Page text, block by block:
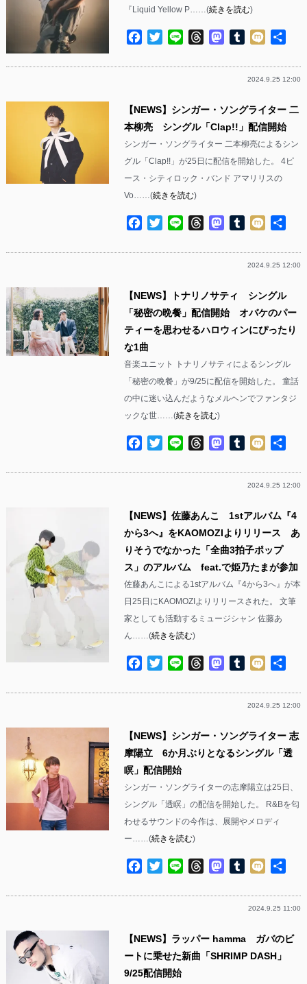
『Liquid Yellow P……(続きを読む)
Facebook
TwitterLine ThreadsMastodon
Tumblr
Mixi
2024.9.25 12:00
【NEWS】シンガー・ソングライター 二
本柳亮 シングル「Clap!!」配信開始
シンガー・ソングライター 二本柳亮によるシン
グル「Clap!!」が25日に配信を開始した。 4ピ
ース・シティロック・バンド アマリリスの
Vo……(続きを読む)
Facebook
TwitterLine ThreadsMastodon
Tumblr
Mixi
2024.9.25 12:00
【NEWS】トナリノサティ シングル
「秘密の晩餐」配信開始 オバケのパー
ティーを思わせるハロウィンにぴったり
な1曲
音楽ユニット トナリノサティによるシングル
「秘密の晩餐」が9/25に配信を開始した。 童話
の中に迷い込んだようなメルヘンでファンタジ
ックな世……(続きを読む)
Facebook
TwitterLine ThreadsMastodon
Tumblr
Mixi
2024.9.25 12:00
【NEWS】佐藤あんこ 1stアルバム『4
から3へ』をKAOMOZIよりリリース あ
りそうでなかった「全曲3拍子ポップ
ス」のアルバム feat.で姫乃たまが参加
佐藤あんこによる1stアルバム『4から3へ』が本
日25日にKAOMOZIよりリリースされた。 文筆
家としても活動するミュージシャン 佐藤あ
ん……(続きを読む)
Facebook
TwitterLine ThreadsMastodon
Tumblr
Mixi
2024.9.25 12:00
【NEWS】シンガー・ソングライター 志
摩陽立 6か月ぶりとなるシングル「透
瞑」配信開始
シンガー・ソングライターの志摩陽立は25日、
シングル「透瞑」の配信を開始した。 R&Bを匂
わせるサウンドの今作は、展開やメロディ
ー……(続きを読む)
Facebook
TwitterLine ThreadsMastodon
Tumblr
Mixi
2024.9.25 11:00
【NEWS】ラッパー hamma ガバのビ
ートに乗せた新曲「SHRIMP DASH」
9/25配信開始